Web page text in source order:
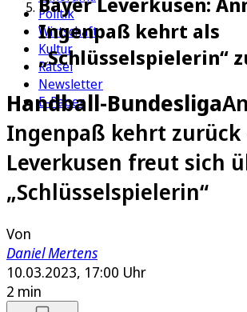
Politik
Wirtschaft
Kultur
Rätsel
Newsletter
E-Paper
Ingenpaß kehrt als
„Schlüsselspielerin“
Handball-Bundesliga
Ingenpaß kehrt zurück
Leverkusen freut sich
„Schlüsselspielerin“
Von
Daniel Mertens
10.03.2023, 17:00 Uhr
2 min